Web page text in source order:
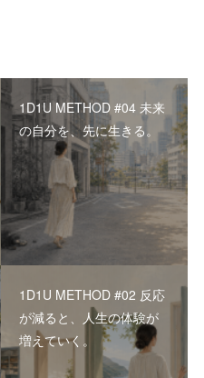
1D1U METHOD #04 未来
の自分を、先に生きる。
1D1U METHOD #02 反応
が減ると、人生の体験が
増えていく。